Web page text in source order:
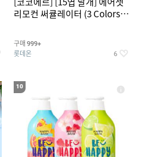
리모컨 써큘레이터 (3 Colors
구매 999+
롯데온 6
10